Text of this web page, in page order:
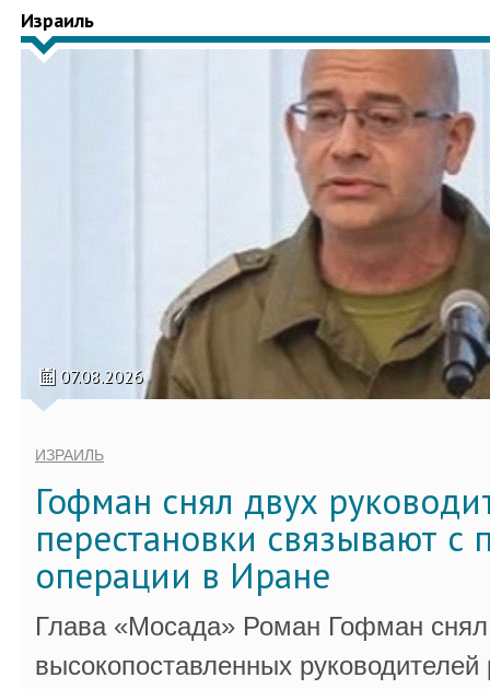
Израиль
07.08.2026
ИЗРАИЛЬ
Гофман снял двух
перестановки связывают с
операции в Иране
Глава «Мосада» Роман Гофман снял
высокопоставленных